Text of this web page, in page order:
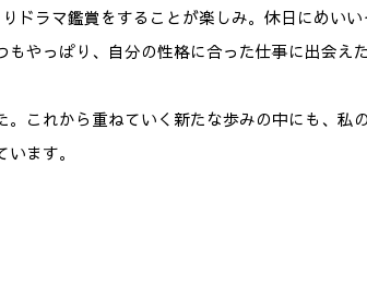
ドラマ鑑賞をすることが楽しみ。休日にめいい
やっぱり、自分の性格に合った仕事に出会え
これから重ねていく新たな歩みの中にも、私
ます。